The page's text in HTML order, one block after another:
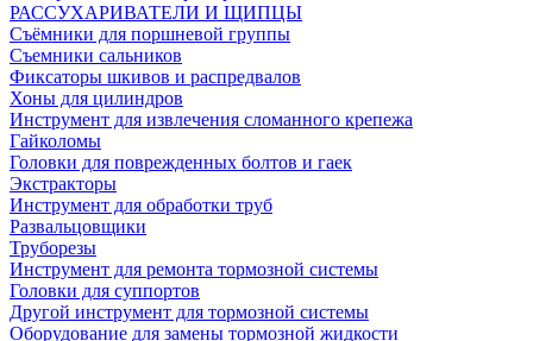
РАССУХАРИВАТЕЛИ И ЩИПЦЫ
Съёмники для поршневой группы
Съемники сальников
Фиксаторы шкивов и распредвалов
Хоны для цилиндров
Инструмент для извлечения сломанного крепежа
Гайколомы
Головки для поврежденных болтов и гаек
Экстракторы
Инструмент для обработки труб
Развальцовщики
Труборезы
Инструмент для ремонта тормозной системы
Головки для суппортов
Другой инструмент для тормозной системы
Оборудование для замены тормозной жидкости